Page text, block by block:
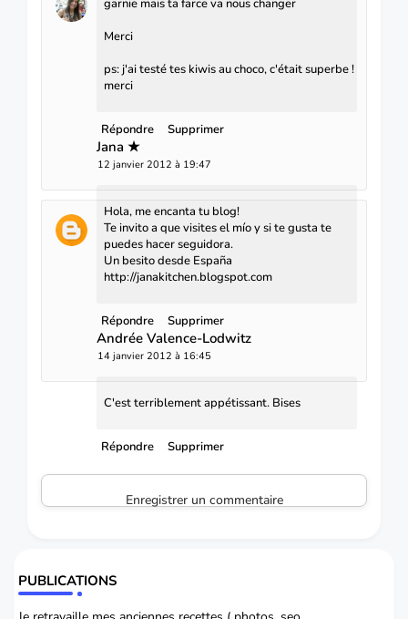
garnie mais ta farce va nous changer
Merci
ps: j'ai testé tes kiwis au choco, c'était superbe !
merci
Répondre Supprimer
Jana ★
12 janvier 2012 à 19:47
Hola, me encanta tu blog!
Te invito a que visites el mío y si te gusta te
puedes hacer seguidora.
Un besito desde España
http://janakitchen.blogspot.com
Répondre Supprimer
Andrée Valence-Lodwitz
14 janvier 2012 à 16:45
C'est terriblement appétissant. Bises
Répondre Supprimer
Enregistrer un commentaire
PUBLICATIONS